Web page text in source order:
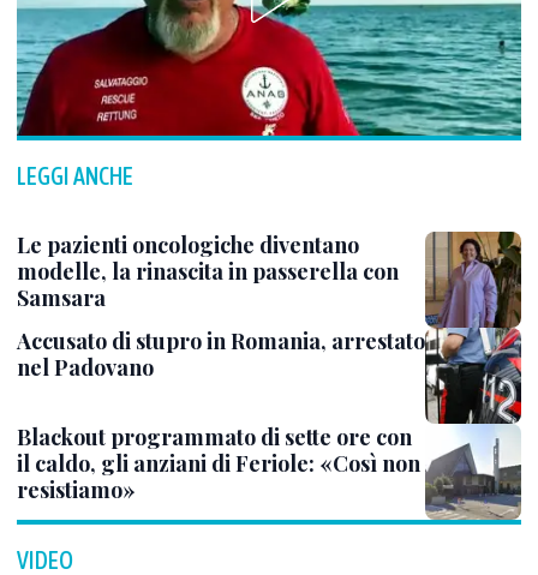
LEGGI ANCHE
Le pazienti oncologiche diventano
modelle, la rinascita in passerella con
Samsara
Accusato di stupro in Romania, arrestato
nel Padovano
Blackout programmato di sette ore con
il caldo, gli anziani di Feriole: «Così non
resistiamo»
VIDEO